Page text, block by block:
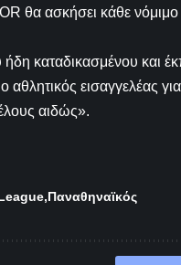
θα ασκήσει κάθε νόμιμο
ήδη καταδικασμένου και
αθλητικός εισαγγελέας
αιδώς».
Παναθηναϊκός